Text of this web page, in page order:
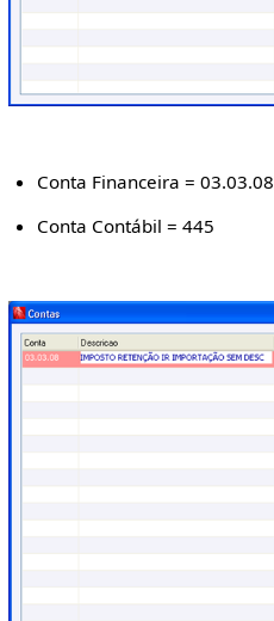
Conta Financeira = 03.03.08
Conta Contábil = 445